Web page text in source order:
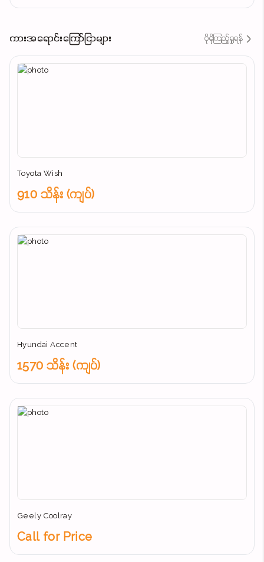
ကားအရောင်းကြော်ငြာများ ပိုမိုကြည့်ရှုရန်
Toyota Wish
910 သိန်း (ကျပ်)
Hyundai Accent
1570 သိန်း (ကျပ်)
Geely Coolray
Call for Price